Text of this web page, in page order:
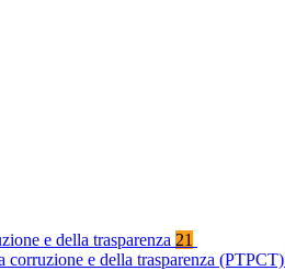
e della trasparenza 21
corruzione e della trasparenza (PTPCT)